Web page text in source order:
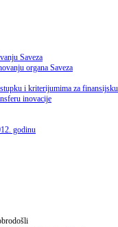
Saveza
organa Saveza
i kriterijumima za
inovacije
godinu